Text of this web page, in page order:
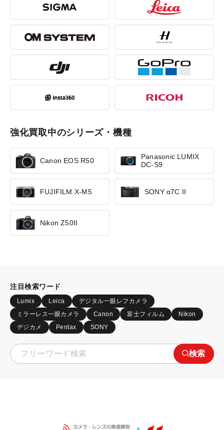
強化買取中のシリーズ・機種
Canon EOS R50
Panasonic LUMIX
DC-S9
FUJIFILM X-M5 SONY α7C II
Nikon Z50II
注目検索ワード
Lumix Leica
デジタル一眼レフカメラ
ミラーレス一眼カメラ
Canon 富士フィルム
Nikon
デジカメ
Pentax SONY
検索